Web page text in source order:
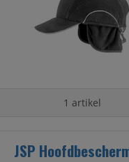
1 artikel
JSP